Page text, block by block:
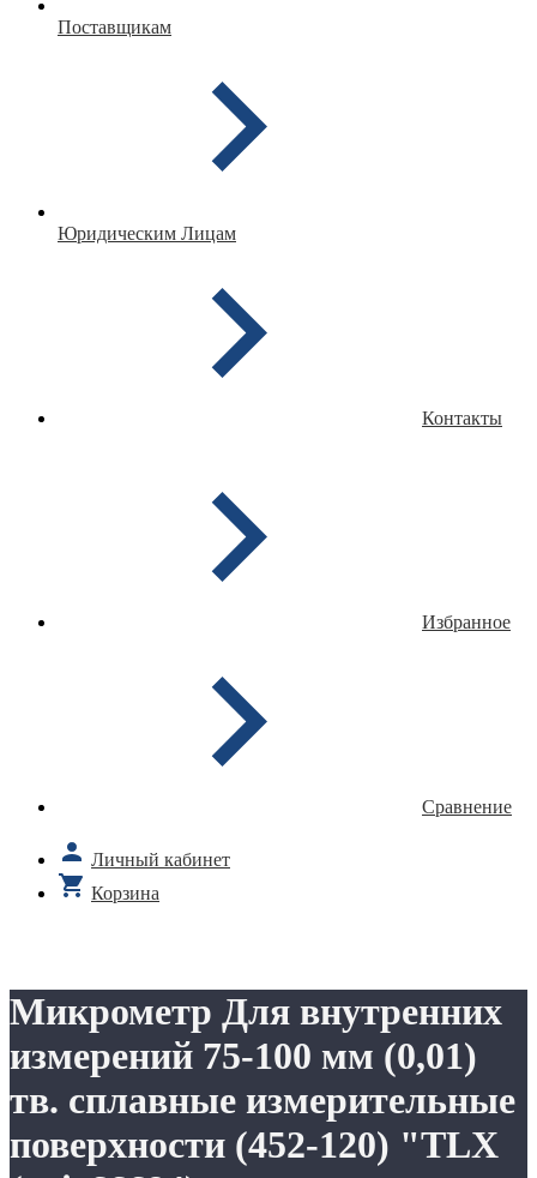
Поставщикам
Юридическим Лицам
Контакты
Избранное
Сравнение
Личный кабинет
Корзина
Микрометр Для внутренних
измерений 75-100 мм (0,01)
тв. сплавные измерительные
поверхности (452-120) "TLX